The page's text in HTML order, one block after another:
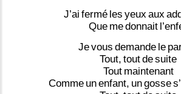
J’ai fermé les yeux aux
Que medonnait
Jevous demande le
Tout, toutdesuite
Tout maintenant
Comme unenfant, ungosse